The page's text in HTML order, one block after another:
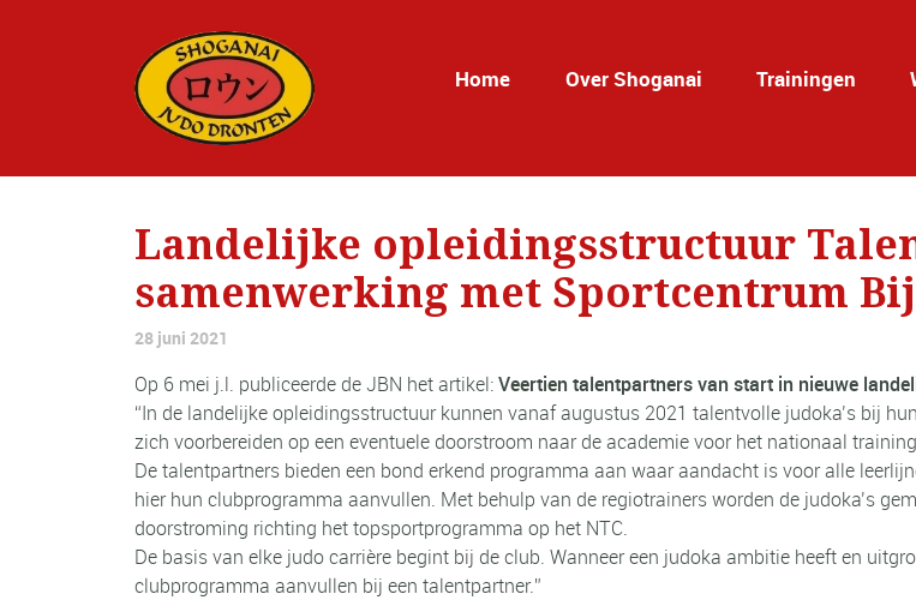
Home Over Shoganai Trainingen
Landelijke opleidingsstructuur
samenwerking met Sportcentrum
28 juni 2021
Op 6 mei j.l. publiceerde de JBN het artikel:Veertien talentpartners van start in nieuwe
“In de landelijke opleidingsstructuur kunnen vanaf augustus 2021 talentvolle judoka’s bij
zich voorbereiden op een eventuele doorstroom naar de academie voor het nationaal
De talentpartners bieden een bond erkend programma aan waar aandacht is voor alle
hier hun clubprogramma aanvullen. Met behulp van de regiotrainers worden de judoka’s
doorstroming richting het topsportprogramma op het NTC.
De basis van elke judo carrière begint bij de club. Wanneer een judoka ambitie heeft en
clubprogramma aanvullen bij een talentpartner.”